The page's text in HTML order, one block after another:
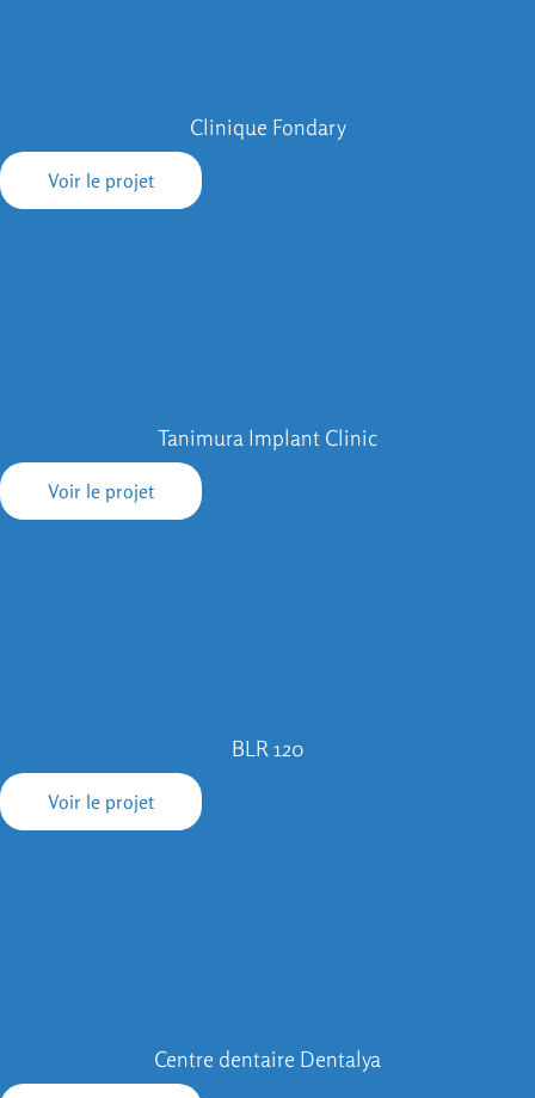
Clinique Fondary
Voir le projet
Tanimura Implant Clinic
Voir le projet
BLR 120
Voir le projet
Centre dentaire Dentalya